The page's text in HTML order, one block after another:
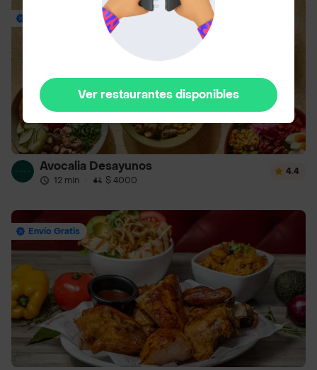
Avocalia Desayunos
12 min · $ 4000
4.4
Envío Gratis
Ver restaurantes disponibles